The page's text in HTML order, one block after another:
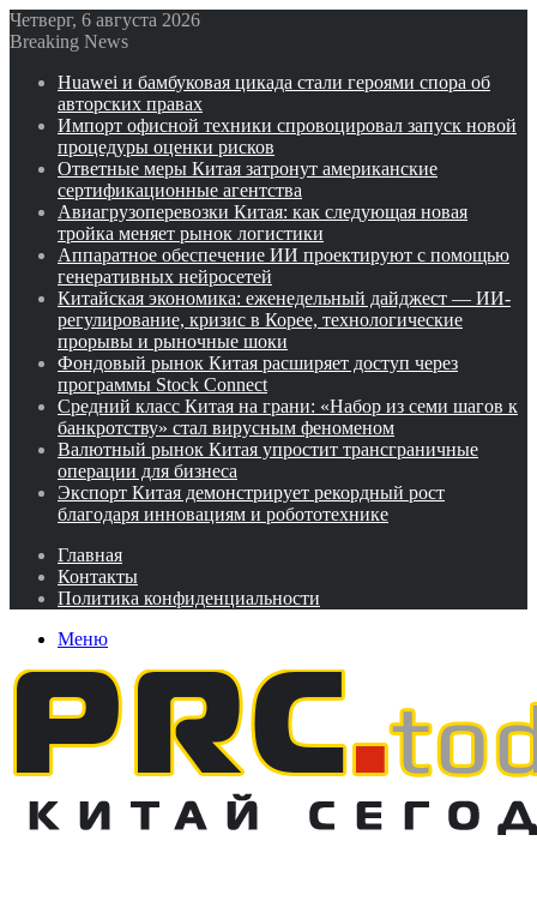
Четверг, 6 августа 2026
Breaking News
Huawei и бамбуковая цикада стали героями спора об
авторских правах
Импорт офисной техники спровоцировал запуск новой
процедуры оценки рисков
Ответные меры Китая затронут американские
сертификационные агентства
Авиагрузоперевозки Китая: как следующая новая
тройка меняет рынок логистики
Аппаратное обеспечение ИИ проектируют с помощью
генеративных нейросетей
Китайская экономика: еженедельный дайджест — ИИ-
регулирование, кризис в Корее, технологические
прорывы и рыночные шоки
Фондовый рынок Китая расширяет доступ через
программы Stock Connect
Средний класс Китая на грани: «Набор из семи шагов к
банкротству» стал вирусным феноменом
Валютный рынок Китая упростит трансграничные
операции для бизнеса
Экспорт Китая демонстрирует рекордный рост
благодаря инновациям и робототехнике
Главная
Контакты
Политика конфиденциальности
Меню